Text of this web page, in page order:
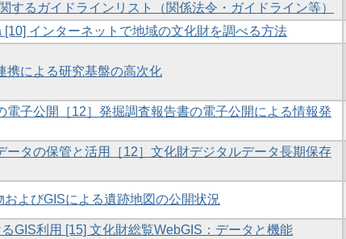
するガイドラインリスト（関係法令・ガイドライン等）
インターネットで地域の文化財を調べる方法
携による研究基盤の高次化
子公開［12］発掘調査報告書の電子公開による情報発
ータの保管と活用［12］文化財デジタルデータ長期保存
よびGISによる遺跡地図の公開状況
GIS利用 [15] 文化財総覧WebGIS：データと機能